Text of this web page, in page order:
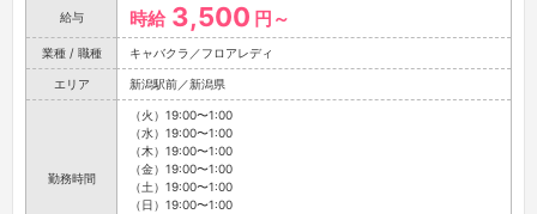
給与 時給 3,500 円～
業種 / 職種 キャバクラ／フロアレディ
エリア 新潟駅前／新潟県
勤務時間
（火）19:00〜1:00
（水）19:00〜1:00
（木）19:00〜1:00
（金）19:00〜1:00
（土）19:00〜1:00
（日）19:00〜1:00